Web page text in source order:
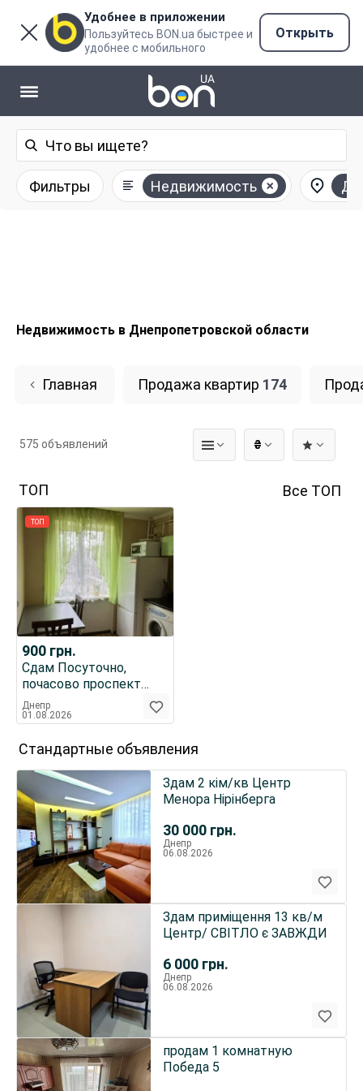
Удобнее в приложении
Пользуйтесь BON.ua быстрее и
удобнее с мобильного
Открыть
Фильтры Недвижимость
Недвижимость в Днепропетровской области
Главная Продажа квартир 174
₴
575 объявлений
ТОП Все ТОП
ТОП
900 грн.
Cдам Посуточно,
почасово проспект
Слобожанський, ТРЦ
Мельница
Днепр
01.08.2026
Стандартные объявления
30 000 грн.
Здам 2 кім/кв Центр
Менора Нірінберга
Днепр
06.08.2026
6 000 грн.
Здам приміщення 13 кв/м
Центр/ СВІТЛО є ЗАВЖДИ
Днепр
06.08.2026
продам 1 комнатную
Победа 5